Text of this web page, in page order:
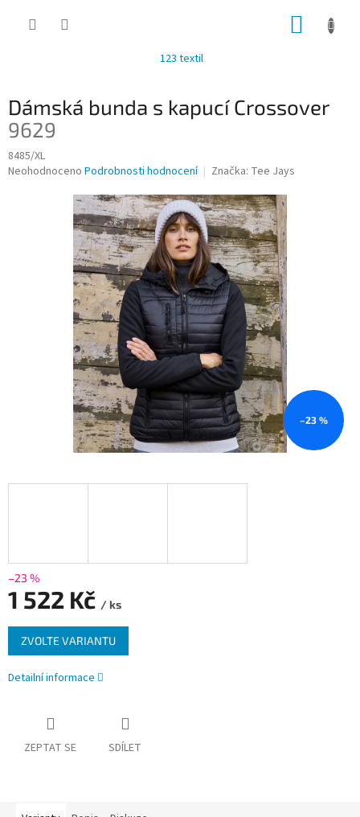
123 textil
Dámská bunda s kapucí Crossover
9629
8485/XL
Průměrné
Neohodnoceno Podrobnosti hodnocení Značka: Tee Jays
–23 %
–23 %
1 522 Kč / ks
Měrná
cena:
ZVOLTE VARIANTU
Detailní informace
ZEPTAT SE SDÍLET